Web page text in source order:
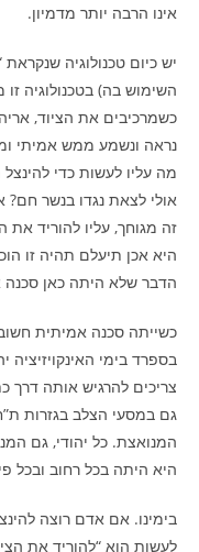
אינו הרבה יותר מדמיון.
יש כיום טכנולוגיה
השימוש בה) בטכנולוגיה
כשמרכיבים את הציוד,
נראה ונשמע ממש אמיתי
מה עליו לעשות כדי
אולי לצאת נגדו בנשר חם?
זה מגוחך, עליו להוריד
היא אכן תיעלם תהיה זו
הדבר שלא היתה כאן סכנה
כשייתה סכנה אמיתית
בספרד בימי
צריכים להרגיש אותה דרך
גם במסעי הצלב בגזרות
המנואצת. כל יהודי, גם
היא היתה בכל רחוב ובכל
בימינו. אם אדם רוצה
לעשות הוא “להוריד את